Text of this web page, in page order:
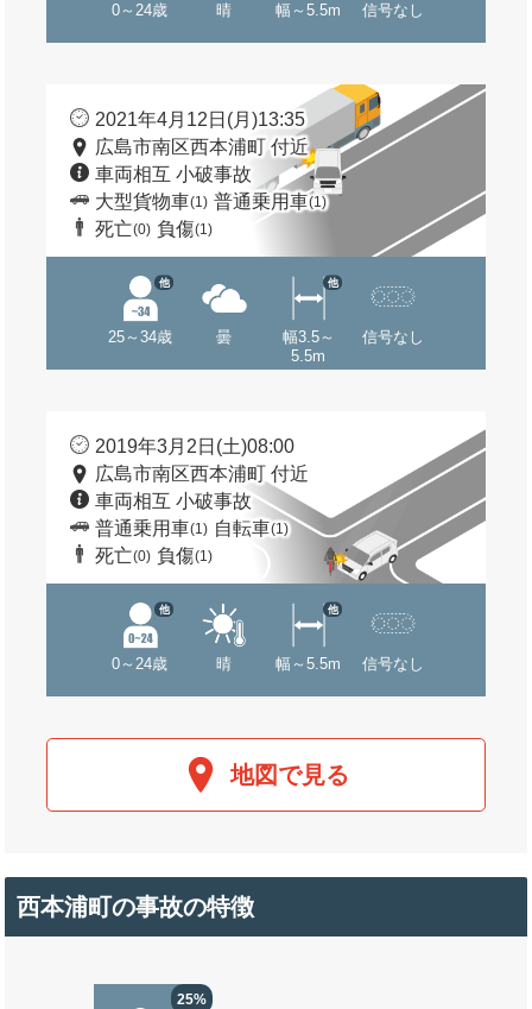
0～24歳 晴 幅～5.5m 信号なし
2021年4月12日(月)13:35
広島市南区西本浦町 付近
車両相互 小破事故
大型貨物車(1) 普通乗用車(1)
死亡(0) 負傷(1)
25～34歳
他
曇
幅3.5～
5.5m
他
信号なし
2019年3月2日(土)08:00
広島市南区西本浦町 付近
車両相互 小破事故
普通乗用車(1) 自転車(1)
死亡(0) 負傷(1)
0～24歳
他
晴 幅～5.5m
他
信号なし
地図で見る
西本浦町の事故の特徴
25%